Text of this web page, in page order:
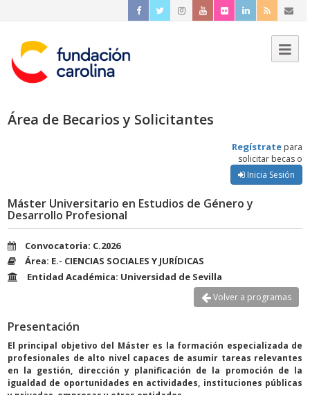
Área de Becarios y Solicitantes
Regístrate para
solicitar becas o
Inicia Sesión
Máster Universitario en Estudios de Género y
Desarrollo Profesional
Convocatoria: C.2026
Área: E.- CIENCIAS SOCIALES Y JURÍDICAS
Entidad Académica: Universidad de Sevilla
Volver a programas
Presentación
El principal objetivo del Máster es la formación especializada de
profesionales de alto nivel capaces de asumir tareas relevantes
en la gestión, dirección y planificación de la promoción de la
igualdad de oportunidades en actividades, instituciones públicas